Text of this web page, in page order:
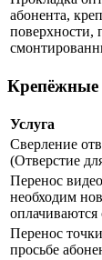
абонента,
поверхности,
Крепёжные
Услуга
Сверление
(Отверстие
Перенос
необходим
оплачиваются
Перенос
просьбе